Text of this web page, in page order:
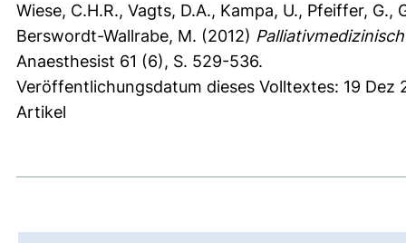
Wiese, C.H.R., Vagts, D.A., Kampa, U., Pfeiffer, G.,
Berswordt-Wallrabe, M. (2012)
Anaesthesist 61 (6), S. 529-536.
Veröffentlichungsdatum dieses Volltextes: 19 Dez
Artikel